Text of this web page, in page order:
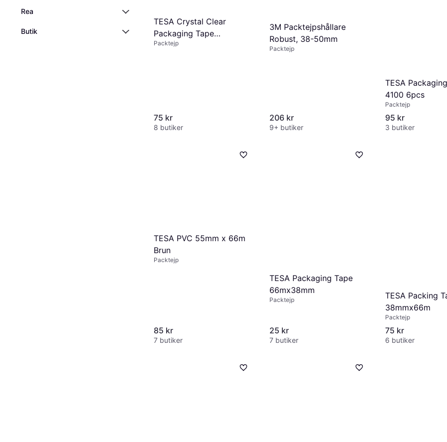
Rea
Butik
TESA Crystal Clear
Packaging Tape
50mmx66m
Packtejp
75 kr
8 butiker
3M Packtejpshållare
Robust, 38-50mm
Packtejp
206 kr
9+ butiker
TESA
4100 6pcs
Packtejp
95 kr
3 butiker
TESA PVC 55mm x 66m
Brun
Packtejp
85 kr
7 butiker
TESA Packaging Tape
66mx38mm
Packtejp
25 kr
7 butiker
TESA Packing
38mmx66m
Packtejp
75 kr
6 butiker